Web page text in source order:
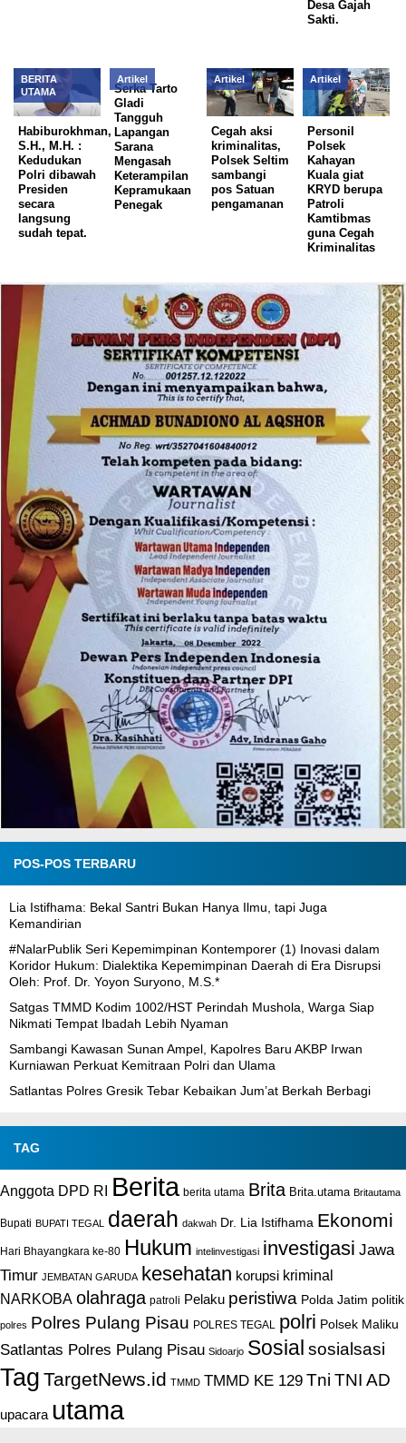
Desa Gajah
Sakti.
BERITA
UTAMA
Habiburokhman,
S.H., M.H. :
Kedudukan
Polri dibawah
Presiden
secara
langsung
sudah tepat.
Artikel
Serka Tarto
Gladi
Tangguh
Lapangan
Sarana
Mengasah
Keterampilan
Kepramukaan
Penegak
Artikel
Cegah aksi
kriminalitas,
Polsek Seltim
sambangi
pos Satuan
pengamanan
Artikel
Personil
Polsek
Kahayan
Kuala giat
KRYD berupa
Patroli
Kamtibmas
guna Cegah
Kriminalitas
POS-POS TERBARU
Lia Istifhama: Bekal Santri Bukan Hanya Ilmu, tapi Juga
Kemandirian
#NalarPublik Seri Kepemimpinan Kontemporer (1) Inovasi dalam
Koridor Hukum: Dialektika Kepemimpinan Daerah di Era Disrupsi
Oleh: Prof. Dr. Yoyon Suryono, M.S.*
Satgas TMMD Kodim 1002/HST Perindah Mushola, Warga Siap
Nikmati Tempat Ibadah Lebih Nyaman
Sambangi Kawasan Sunan Ampel, Kapolres Baru AKBP Irwan
Kurniawan Perkuat Kemitraan Polri dan Ulama
Satlantas Polres Gresik Tebar Kebaikan Jum’at Berkah Berbagi
TAG
Anggota DPD RI Berita berita utama Brita Brita.utama Britautama
Bupati BUPATI TEGAL daerah dakwah Dr. Lia Istifhama Ekonomi
Hari Bhayangkara ke-80 Hukum intelinvestigasi investigasi Jawa
Timur JEMBATAN GARUDA kesehatan korupsi kriminal
NARKOBA olahraga patroli Pelaku peristiwa Polda Jatim politik
polres Polres Pulang Pisau POLRES TEGAL polri Polsek Maliku
Satlantas Polres Pulang Pisau Sidoarjo Sosial sosialsasi
Tag TargetNews.id TMMD TMMD KE 129 Tni TNI AD
upacara utama